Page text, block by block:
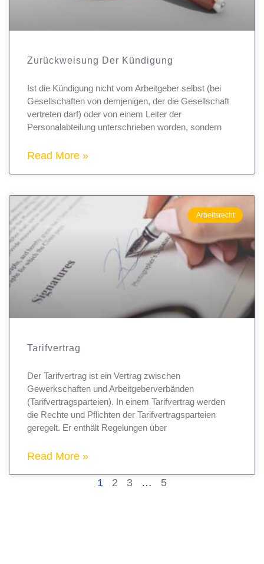
Zurückweisung Der Kündigung
Ist die Kündigung nicht vom Arbeitgeber selbst (bei
Gesellschaften von demjenigen, der die Gesellschaft
vertreten darf) oder von einem Leiter der
Personalabteilung unterschrieben worden, sondern
Read More »
Arbeitsrecht
Tarifvertrag
Der Tarifvertrag ist ein Vertrag zwischen
Gewerkschaften und Arbeitgeberverbänden
(Tarifvertragsparteien). In einem Tarifvertrag werden
die Rechte und Pflichten der Tarifvertragsparteien
geregelt. Er enthält Regelungen über
Read More »
1 2 3 … 5